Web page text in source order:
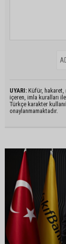
UYARI: Küfür, hakaret,
içeren, imla kuralları ile
Türkçe karakter
onaylanmamaktadır.